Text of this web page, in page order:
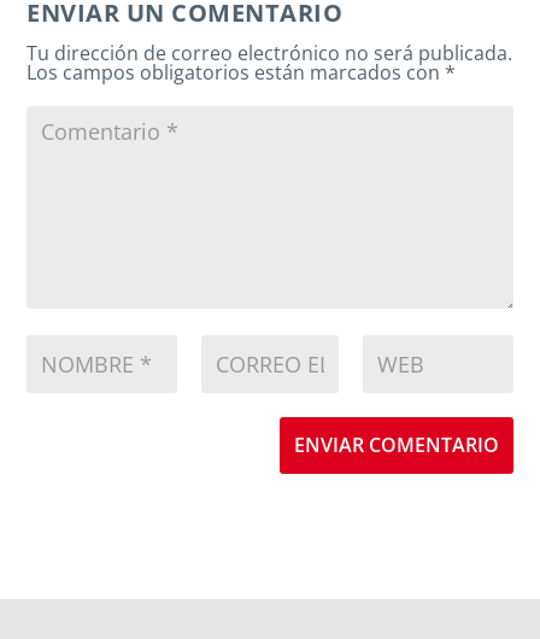
ENVIAR UN COMENTARIO
Tu dirección de correo electrónico no será publicada.
Los campos obligatorios están marcados con*
ENVIAR COMENTARIO